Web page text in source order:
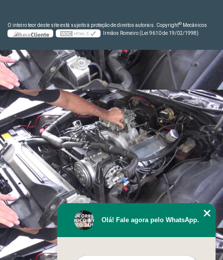
O inteiro teor deste site está sujeito à proteção de direitos autorais. Copyright© Mecânicos
Irmãos Romeiro (Lei 9610 de 19/02/1998)
Olá! Fale agora pelo WhatsApp.